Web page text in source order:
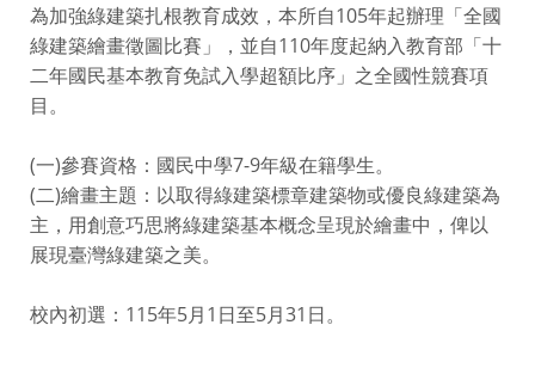
為加強綠建築扎根教育成效，本所自105年起辦理「全國
綠建築繪畫徵圖比賽」，並自110年度起納入教育部「十
二年國民基本教育免試入學超額比序」之全國性競賽項
目。
(一)參賽資格：國民中學7-9年級在籍學生。
(二)繪畫主題：以取得綠建築標章建築物或優良綠建築為
主，用創意巧思將綠建築基本概念呈現於繪畫中，俾以
展現臺灣綠建築之美。
校內初選：115年5月1日至5月31日。